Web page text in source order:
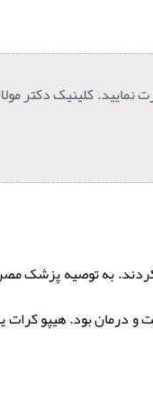
نمایید. کلینیک دکتر
به توصیه پزشک
بود. هیپو کرات یا